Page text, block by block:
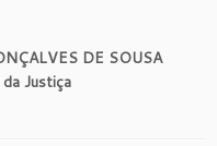
DE SOUSA
Justiça